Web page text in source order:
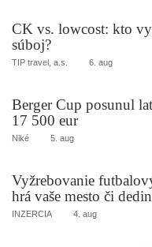
CK vs. lowcost: kto
súboj?
TIP travel, a.s. 6. aug
Berger Cup posunul
17 500 eur
Niké 5. aug
Vyžrebovanie
hrá vaše mesto či
INZERCIA 4. aug